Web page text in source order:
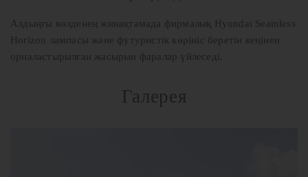
Алдыңғы көлденең жинақтамада фирмалық Hyundai Seamless
Horizon лампасы және футуристік көрініс беретін кеңінен
орналастырылған жасырын фаралар үйлеседі.
Галерея